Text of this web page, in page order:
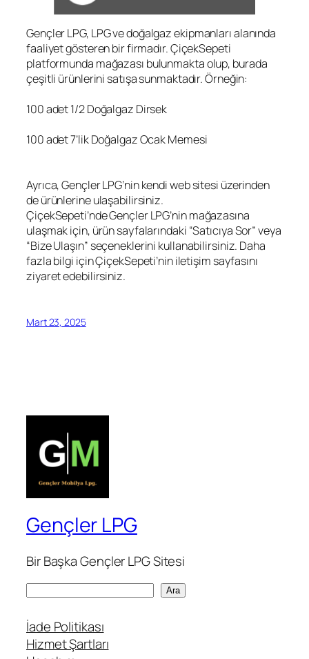
Gençler LPG, LPG ve doğalgaz ekipmanları alanında
faaliyet gösteren bir firmadır. ÇiçekSepeti
platformunda mağazası bulunmakta olup, burada
çeşitli ürünlerini satışa sunmaktadır. Örneğin:
100 adet 1/2 Doğalgaz Dirsek
100 adet 7’lik Doğalgaz Ocak Memesi
Ayrıca, Gençler LPG’nin kendi web sitesi üzerinden
de ürünlerine ulaşabilirsiniz.
ÇiçekSepeti’nde Gençler LPG’nin mağazasına
ulaşmak için, ürün sayfalarındaki “Satıcıya Sor” veya
“Bize Ulaşın” seçeneklerini kullanabilirsiniz. Daha
fazla bilgi için ÇiçekSepeti’nin iletişim sayfasını
ziyaret edebilirsiniz.
Mart 23, 2025
Gençler LPG
Bir Başka Gençler LPG Sitesi
a
Ara
İade Politikası
Hizmet Şartları